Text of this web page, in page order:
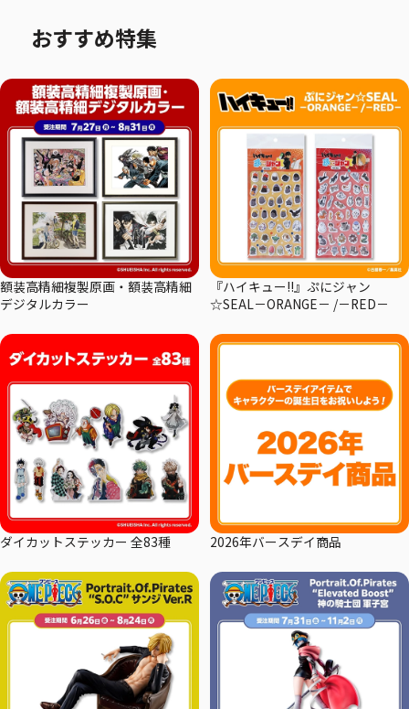
おすすめ特集
額装高精細複製原画・額装高精細
デジタルカラー
『ハイキュー!!』ぷにジャン
☆SEAL－ORANGE－ /－RED－
ダイカットステッカー 全83種 2026年バースデイ商品